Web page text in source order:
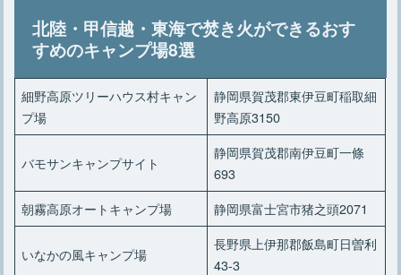
北陸・甲信越・東海で焚き火ができるおす
すめのキャンプ場8選
細野高原ツリーハウス村キャン
プ場
静岡県賀茂郡東伊豆町稲取細
野高原3150
バモサンキャンプサイト
静岡県賀茂郡南伊豆町一條
693
朝霧高原オートキャンプ場
静岡県富士宮市猪之頭2071
いなかの風キャンプ場
長野県上伊那郡飯島町日曽利
43-3